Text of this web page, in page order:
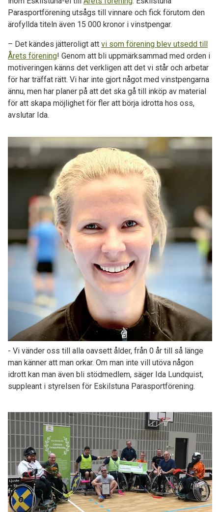
Parasportförening utsågs till vinnare och fick förutom den
ärofyllda titeln även 15 000 kronor i vinstpengar.
– Det kändes jätteroligt att vi som förening blev utsedd till
Årets förening! Genom att bli uppmärksammad med orden i
motiveringen känns det verkligen att det vi står och arbetar
för har träffat rätt. Vi har inte gjort något med vinstpengarna
ännu, men har planer på att det ska gå till inköp av material
för att skapa möjlighet för fler att börja idrotta hos oss,
avslutar Ida.
- Vi vänder oss till alla oavsett ålder, från 0 år till så länge
man känner att man orkar. Om man inte vill utöva någon
idrott kan man även bli stödmedlem, säger Ida Lundquist,
suppleant i styrelsen för Eskilstuna Parasportförening.